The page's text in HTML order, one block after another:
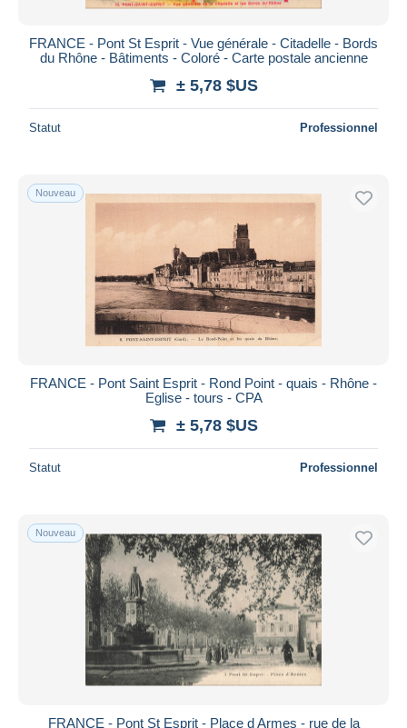
FRANCE - Pont St Esprit - Vue générale - Citadelle - Bords
du Rhône - Bâtiments - Coloré - Carte postale ancienne
± 5,78 $US
Statut Professionnel
Nouveau
FRANCE - Pont Saint Esprit - Rond Point - quais - Rhône -
Eglise - tours - CPA
± 5,78 $US
Statut Professionnel
Nouveau
FRANCE - Pont St Esprit - Place d Armes - rue de la